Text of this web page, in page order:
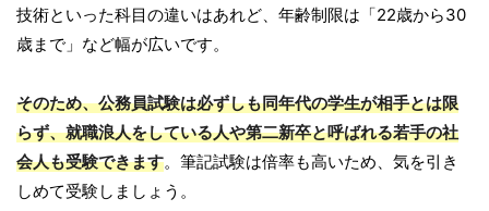
技術といった科目の違いはあれど、年齢制限は「22歳から30
歳まで」など幅が広いです。
そのため、公務員試験は必ずしも同年代の学生が相手とは限
らず、就職浪人をしている人や第二新卒と呼ばれる若手の社
会人も受験できます。筆記試験は倍率も高いため、気を引き
しめて受験しましょう。